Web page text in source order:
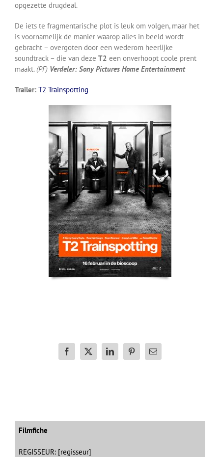
opgezette drugdeal.
De iets te fragmentarische plot is leuk om volgen, maar het
is voornamelijk de manier waarop alles in beeld wordt
gebracht – overgoten door een wederom heerlijke
soundtrack – die van deze T2 een onverhoopt coole prent
maakt.(PF) Verdeler: Sony Pictures Home Entertainment
Trailer: T2 Trainspotting
Facebook
X LinkedInPinterest
E-
Filmfiche
REGISSEUR: [regisseur]